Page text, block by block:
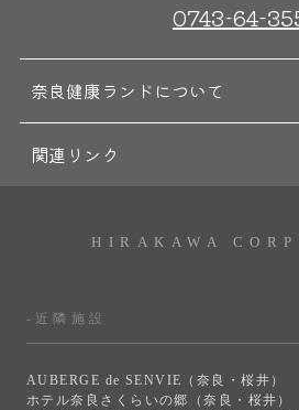
0743-64-
奈良健康ランドについて
関連リンク
HIRAKAWA
-近隣施設
AUBERGE de SENVIE（奈良・桜井）
ホテル奈良さくらいの郷（奈良・桜井）